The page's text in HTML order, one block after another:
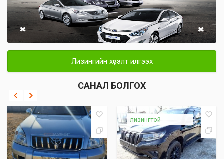
Лизингийн хүсэлт илгээх
САНАЛ БОЛГОХ
лизингтэй